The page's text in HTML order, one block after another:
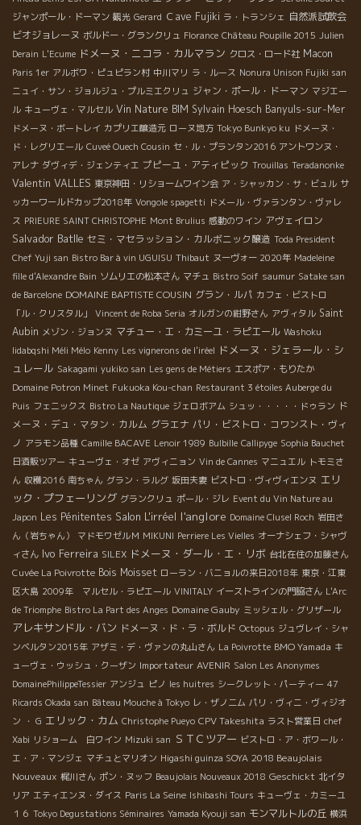
ジャンポール・ドーマン 観光 Gerard Ｃave Fujiki ラ・トランシェ 自然派試飲会
ビオジョレーヌ ボルドー・グランクリュ Florance Château Poupille 2015 Julien
Derain L'Ecume ドメーヌ・ニコラ・カルマラン クロス・ロード社 Macon
Paris 1er アルボワ・ピュピラン村 中川マリ ラ・ルース Nonura Unison Fujiki san
ニュイ・サン・ジョルジュ・プルミエクリュ ジャン・ポール・ドーマン マジエー
ル キューヴェ・マルセル Vin Nature BIM Sylvain Hoesch Banyuls-sur-Mer
ドメーヌ・ボートレイ カプリエ醸造元 ローヌ地方 Tokyo Bunkyo ku ドメーヌ・
ド・レグリエール Cuveé Ouech Cousin セ・ル・プランタン2016 アントワンヌ・
アレナ ダヴィデ・ジェンティエ プピーユ・アティピック Trouillas Teradanonke
Valentin VALLES 東京神田・リショームワイン会 ア・シャッカン・サ・ビュル サ
ッカーワールドカップ2018年 Vongole spagetti ドメール・ヴァランタン・ヴァレ
ス PRIEURE SAINT CHRISTOPHE Mont Brulius 感動のワイン アヴェイロン
Salvador Batlle セミ・マセラッション・カルボニック醸造 Toda President
Chef Yuji san Bistro Bar à vin UGUISU Thibaut ヌーヴォー 2020年 Madeleine
fille d'Alexandre Bain ソムリエの松本さん マチュ Bistro Soif saumur Satake san
de Barcelone DOMAINE BAPTISTE COUSIN グラン・ルパ カフェ・ビストロ
「ル・クリスタル」
Vincent de Roba Seria オルガンの紺野さん アヴィタル Saint
Aubin メゾン・ジョンヌ マチュー・エ・カミーユ・ラピエール Washoku
Iidabqshi Méli Mélo Kenny Les vignerons de l'iréel ドメーヌ・ジェラール・シ
ュレール Sakagami yukiko san Les gens de Métiers エスポア・もりたか
Domaine Potron Minet Fukuoka Kou-chan Restaurant 3 étoiles Auberge du
Puis フェニックス Bistro La Nautique ジェロボアム シュッ・・・・・ドゥラン ド
メーヌ・デュ・マタン・カルム グラエナ パリ・ビストロ・コワンスト・ヴィ
ノ アラモン品種 Camille BACAVE Lenoir 1989 Bulbille Callipyge Sophia Bauchet
日酒販ツアー キューヴェ・オゼ アヴィニョン Vin de Cannes マニュエル トモミさ
ん 収穫2016 南ちゃん グラン・ラルグ 坂田夫妻 ビストロ・ヴィヴィエンヌ エリ
ック・プフェーリング グランクリュ ポール・ジレ Event du Vin Nature au
Japon Les Pénitentes Salon L'irréel l'anglore Domaine Clusel Roch 岩田さ
ん（岩ちゃん）
マドモワゼルＭ MIKUNI Perriere Les Vielles オーナシェフ・シャヴ
ィさん Ivo Ferreira SILEX ドメーヌ・ダール・エ・リボ 台北在住の加藤さん
Cuvée La Poivrotte Bois Moisset ローラン・バニョルの来日2018年 東京・江東
区大島 2009年 マルセル・ラピエール VINITALY イーストラインの門脇さん L'Arc
de Triomphe Bistro La Part des Anges Domaine Gauby ミッシェル・グリザール
アレキサンドル・バン ドメーヌ・ド・ラ・ボルド Octopus ジュヴレイ・シャ
ンベルタン2015年 アザミ・デ・ヴァンの丸山さん La Poivrotte BMO Yamada キ
ューヴェ・ウッシュ・クーザン Importateur AVENIR Salon Les Anonymes
DomainePhilippeTessier アンジュ ピノ les huitres シークレット・パーティー 47
Ricards Okada san Bâteau Mouche à Tokyo レ・ザノ二ム パリ・ヴィニ・ヴィジオ
ン
・ G エリック・カム Christophe Pueyo CPV Takeshita ラスト営業日 chef
Xabi リショーム 白ワイン Mizuki san ＳＴＣツアー ビストロ・ア・ボワール・
エ・ア・マンジェ マチュとマリオン Higashi guinza SOYA 2018 Beaujolais
Nouveaux 梶川さん ポン・ヌッフ Beaujolais Nouveaux 2018 Geschickt 北イタ
リア エティエンヌ・ダイス Paris La Seine Ishibashi Tours キューヴェ・カミーユ
１６ Tokyo Degustations Séminaires Yamada Kyouji san モンマルトルの丘 横浜